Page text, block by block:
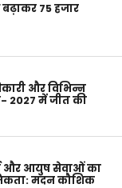
बढ़ाकर 75 हजार
और विभिन्न
2027 में जीत की
और आयुष सेवाओं का
मदन कौशिक